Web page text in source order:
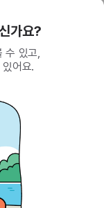
혜택
공사에서
세요.